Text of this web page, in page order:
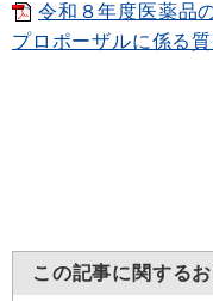
令和８年度医薬品
プロポーザルに係る
この記事に関する